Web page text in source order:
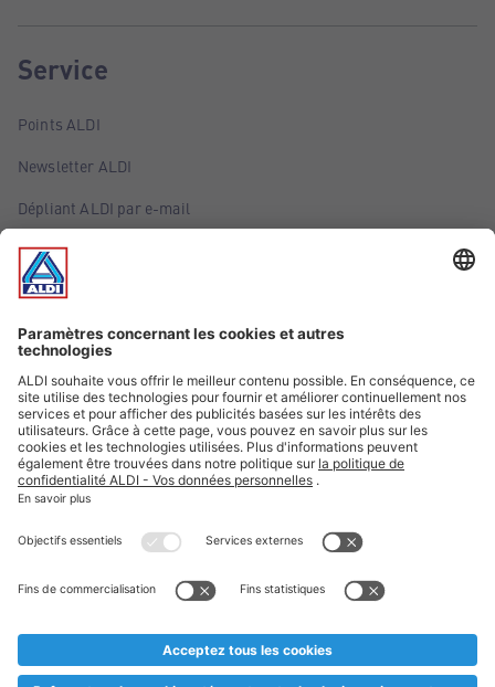
Service
Points ALDI
Newsletter ALDI
Dépliant ALDI par e-mail
Offres
Infos essentielles
Suivez ALDI Belgique
Textes marqués d'un astérisque et mentions légales
* Nous vendons ces articles temporairement et jusqu'à
au cas où, malgré le planning bien étudié, nous serions
prématurément en rupture de stock. Prix Recupel et TVA incl.
** Sur ce site, l’utilisation de la forme masculine a été adoptée